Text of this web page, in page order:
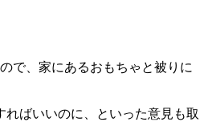
で、 家にあるおもちゃと被りに
ればいいのに、といった意見も取